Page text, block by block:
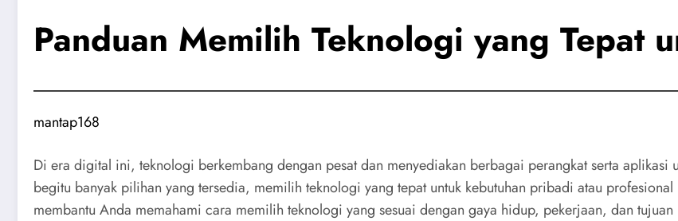
Panduan Memilih Teknologi yang Tepat
mantap168
Di era digital ini, teknologi berkembang dengan pesat dan menyediakan berbagai perangkat serta
begitu banyak pilihan yang tersedia, memilih teknologi yang tepat untuk kebutuhan pribadi atau
membantu Anda memahami cara memilih teknologi yang sesuai dengan gaya hidup, pekerjaan, dan